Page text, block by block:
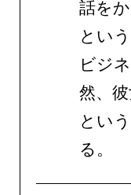
話を
とい
ビジ
然、
とい
る。